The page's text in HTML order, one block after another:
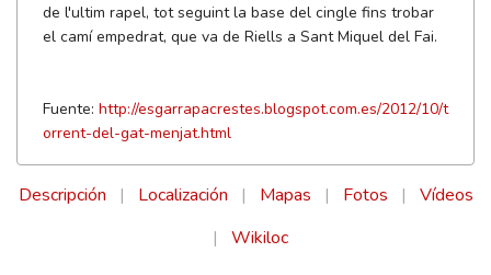
de l'ultim rapel, tot seguint la base del cingle fins trobar
el camí empedrat, que va de Riells a Sant Miquel del Fai.
Fuente: http://esgarrapacrestes.blogspot.com.es/2012/10/t
orrent-del-gat-menjat.html
Descripción | Localización | Mapas | Fotos |
Vídeos
|
Wikiloc